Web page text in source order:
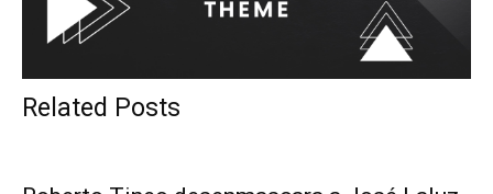
Related Posts